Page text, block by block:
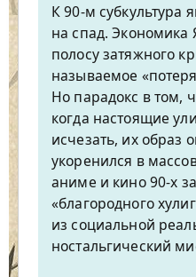
К 90-м субкультура
на спад.
полосу затяжного
называемое
Но парадокс в том,
когда настоящие
исчезать, их образ
укоренился в
аниме и кино 90-х
«благородного
из социальной
ностальгический